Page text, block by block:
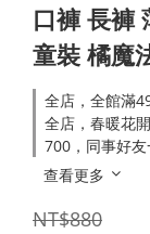
口褲 長褲
童裝 橘魔
全店，全館滿
全店，春暖花
700，同事好
查看更多
NT$880